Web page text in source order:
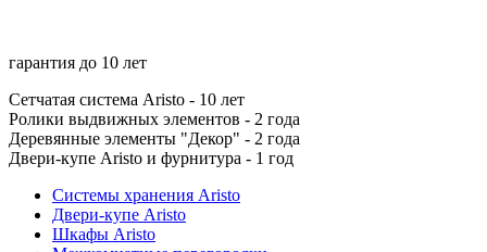
гарантия до 10 лет
Сетчатая система Aristo - 10 лет
Ролики выдвижных элементов - 2 года
Деревянные элементы "Декор" - 2 года
Двери-купе Aristo и фурнитура - 1 год
Системы хранения Aristo
Двери-купе Aristo
Шкафы Aristo